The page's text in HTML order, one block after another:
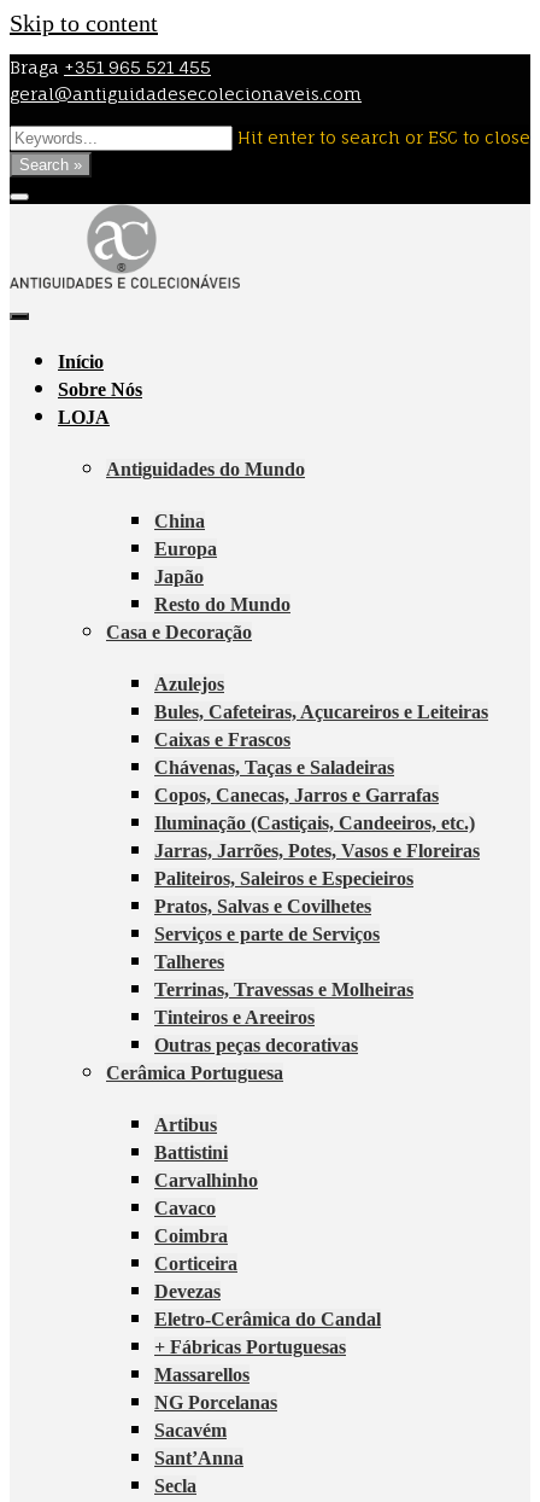
Skip to content
Braga +351 965 521 455
geral@antiguidadesecolecionaveis.com
Hit enter to search or ESC to close
Search »
Início
Sobre Nós
LOJA
Antiguidades do Mundo
China
Europa
Japão
Resto do Mundo
Casa e Decoração
Azulejos
Bules, Cafeteiras, Açucareiros e Leiteiras
Caixas e Frascos
Chávenas, Taças e Saladeiras
Copos, Canecas, Jarros e Garrafas
Iluminação (Castiçais, Candeeiros, etc.)
Jarras, Jarrões, Potes, Vasos e Floreiras
Paliteiros, Saleiros e Especieiros
Pratos, Salvas e Covilhetes
Serviços e parte de Serviços
Talheres
Terrinas, Travessas e Molheiras
Tinteiros e Areeiros
Outras peças decorativas
Cerâmica Portuguesa
Artibus
Battistini
Carvalhinho
Cavaco
Coimbra
Corticeira
Devezas
Eletro-Cerâmica do Candal
+ Fábricas Portuguesas
Massarellos
NG Porcelanas
Sacavém
Sant’Anna
Secla